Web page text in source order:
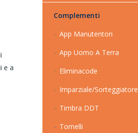
e a
Complementi
App Manutentori
App Uomo A Terra
Eliminacode
Imparziale/Sorteggiatore
Timbra DDT
Tornelli